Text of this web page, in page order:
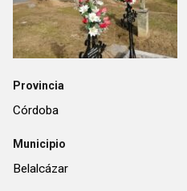
Provincia
Córdoba
Municipio
Belalcázar